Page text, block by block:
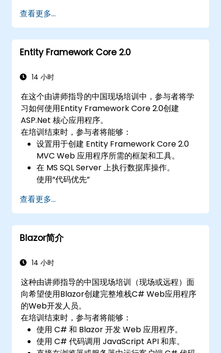
查看更多...
Entity Framework Core 2.0
14 小时
在这个由讲师指导的中国现场培训中，参与者将学
习如何使用Entity Framework Core 2.0创建
ASP.Net 核心应用程序。
在培训结束时，参与者将能够：
设置用于创建 Entity Framework Core 2.0
MVC Web 应用程序所需的框架和工具。
在 MS SQL Server 上执行数据库操作。
使用“代码优先”
执行迁移和种子设定操作。
了解高级数据建模概念。
创建示例 ASP.Net Core 应用程序。
查看更多...
Blazor简介
14 小时
这种由讲师指导的中国现场培训（现场或远程）面
向希望使用Blazor创建完整堆栈C# Web应用程序
的Web开发人员。
在培训结束时，参与者将能够：
使用 C# 和 Blazor 开发 Web 应用程序。
使用 C# 代码调用 JavaScript API 和库。